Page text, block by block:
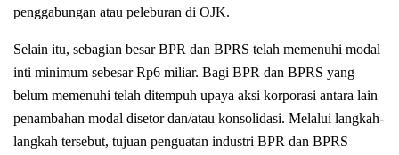
penggabungan atau peleburan di OJK.
Selain itu, sebagian besar BPR dan BPRS telah memenuhi modal
inti minimum sebesar Rp6 miliar. Bagi BPR dan BPRS yang
belum memenuhi telah ditempuh upaya aksi korporasi antara lain
penambahan modal disetor dan/atau konsolidasi. Melalui langkah-
langkah tersebut, tujuan penguatan industri BPR dan BPRS